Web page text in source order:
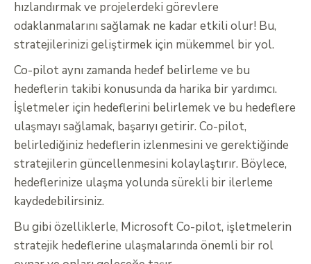
hızlandırmak ve projelerdeki görevlere
odaklanmalarını sağlamak ne kadar etkili olur! Bu,
stratejilerinizi geliştirmek için mükemmel bir yol.
Co-pilot aynı zamanda hedef belirleme ve bu
hedeflerin takibi konusunda da harika bir yardımcı.
İşletmeler için hedeflerini belirlemek ve bu hedeflere
ulaşmayı sağlamak, başarıyı getirir. Co-pilot,
belirlediğiniz hedeflerin izlenmesini ve gerektiğinde
stratejilerin güncellenmesini kolaylaştırır. Böylece,
hedeflerinize ulaşma yolunda sürekli bir ilerleme
kaydedebilirsiniz.
Bu gibi özelliklerle, Microsoft Co-pilot, işletmelerin
stratejik hedeflerine ulaşmalarında önemli bir rol